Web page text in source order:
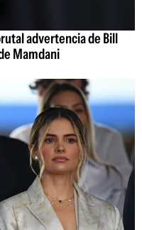
advertencia de Bill
Mamdani